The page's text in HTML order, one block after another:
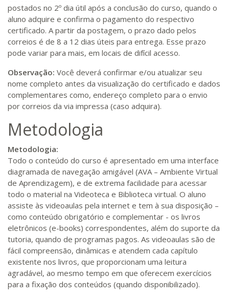
postados no 2º dia útil após a conclusão do curso, quando o
aluno adquire e confirma o pagamento do respectivo
certificado. A partir da postagem, o prazo dado pelos
correios é de 8 a 12 dias úteis para entrega. Esse prazo
pode variar para mais, em locais de difícil acesso.
Observação: Você deverá confirmar e/ou atualizar seu
nome completo antes da visualização do certificado e dados
complementares como, endereço completo para o envio
por correios da via impressa (caso adquira).
Metodologia
Metodologia:
Todo o conteúdo do curso é apresentado em uma interface
diagramada de navegação amigável (AVA – Ambiente Virtual
de Aprendizagem), e de extrema facilidade para acessar
todo o material na Videoteca e Biblioteca virtual. O aluno
assiste às videoaulas pela internet e tem à sua disposição –
como conteúdo obrigatório e complementar - os livros
eletrônicos (e-books) correspondentes, além do suporte da
tutoria, quando de programas pagos. As videoaulas são de
fácil compreensão, dinâmicas e atendem cada capítulo
existente nos livros, que proporcionam uma leitura
agradável, ao mesmo tempo em que oferecem exercícios
para a fixação dos conteúdos (quando disponibilizado).